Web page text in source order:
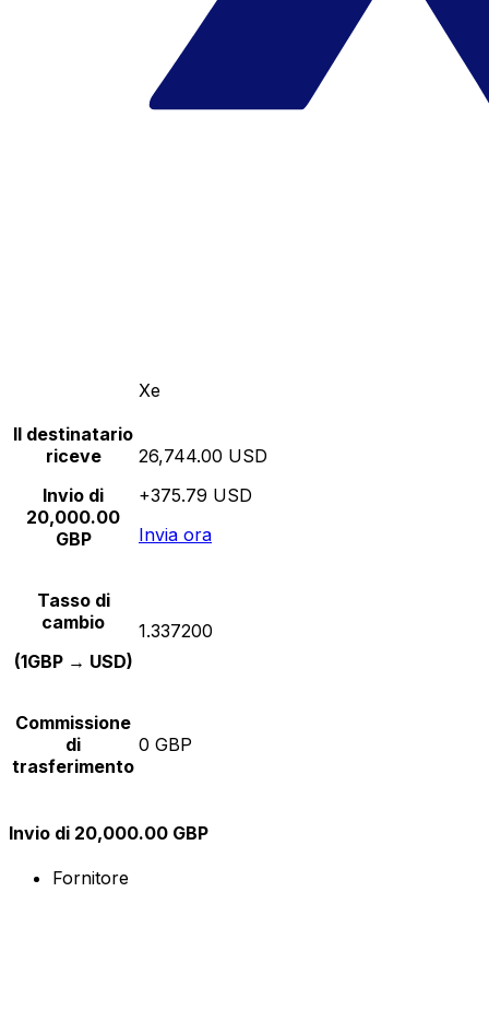
Xe
Il destinatario
riceve
Invio di
20,000.00
GBP
26,744.00 USD
+375.79 USD
Invia ora
Tasso di
cambio
(1GBP → USD)
1.337200
Commissione
di
trasferimento
0 GBP
Invio di 20,000.00 GBP
Fornitore